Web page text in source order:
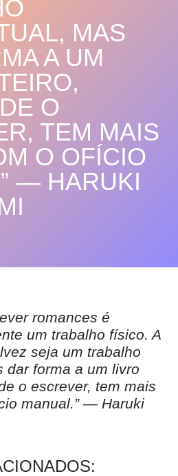
MAS
A UM
O
TEM MAIS
O OFÍCIO
— HARUKI
romances é
um trabalho físico. A
seja um trabalho
dar forma a um livro
o escrever, tem mais
manual.” — Haruki